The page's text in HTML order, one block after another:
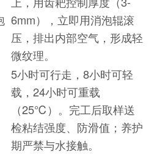
6mm），立即用消泡辊滚
压，排出内部空气，形成轻
微纹理。
5小时可行走，8小时可轻
载，24小时可重载
（25℃）。完工后取样送
检粘结强度、防滑值；养护
期严禁与水接触。